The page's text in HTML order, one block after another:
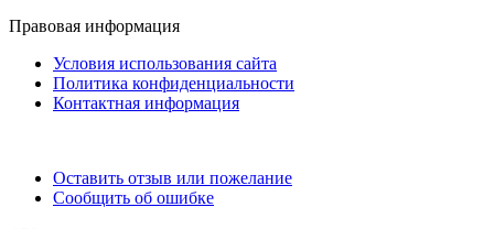
Правовая информация
Условия использования сайта
Политика конфиденциальности
Контактная информация
Оставить отзыв или пожелание
Сообщить об ошибке